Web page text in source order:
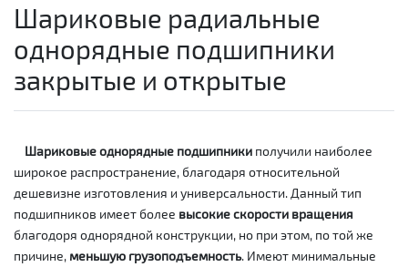
Шариковые радиальные
однорядные подшипники
закрытые и открытые
Шариковые однорядные подшипники получили наиболее
широкое распространение, благодаря относительной
дешевизне изготовления и универсальности. Данный тип
подшипников имеет более высокие скорости вращения
благодоря однорядной конструкции, но при этом, по той же
причине, меньшую грузоподъемность. Имеют минимальные